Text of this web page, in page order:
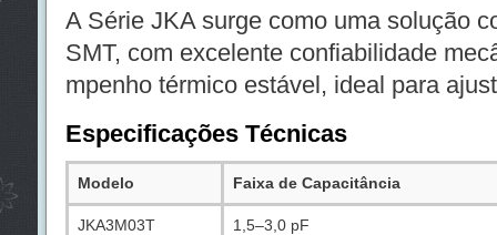
A Série JKA surge como uma solução
SMT, com excelente confiabilidade
mpenho térmico estável, ideal para
Especificações Técnicas
Modelo Faixa de Capacitância
JKA3M03T 1,5–3,0 pF